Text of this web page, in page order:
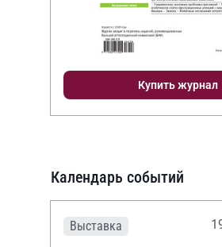
Купить журнал
Календарь событий
Выставка